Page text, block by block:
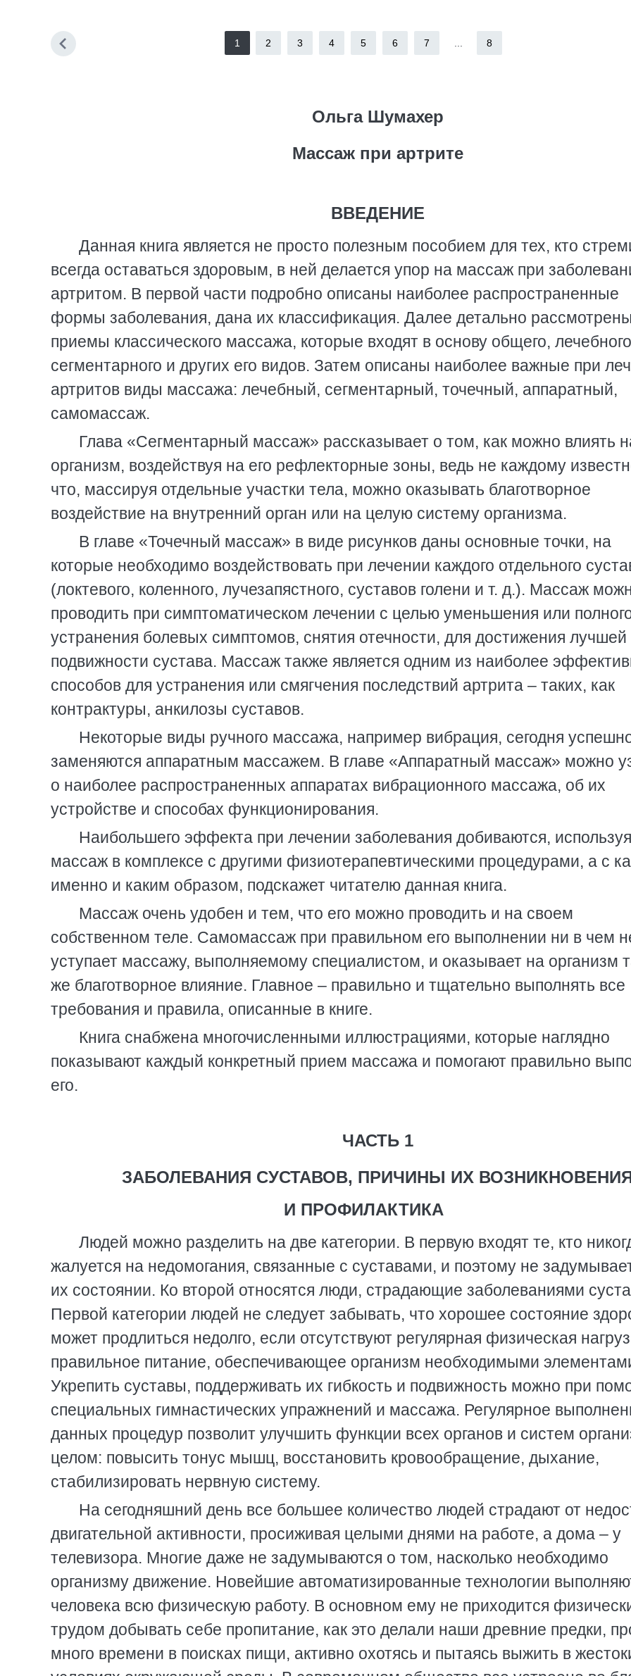
1 2 3 4 5 6 7 8
Ольга Шумахер
Массаж при артрите
ВВЕДЕНИЕ
Данная книга является не просто полезным пособием для тех, кто
всегда оставаться здоровым, в ней делается упор на массаж при
артритом. В первой части подробно описаны наиболее распространенные
формы заболевания, дана их классификация. Далее детально рассмотрены
приемы классического массажа, которые входят в основу общего,
сегментарного и других его видов. Затем описаны наиболее важные при
артритов виды массажа: лечебный, сегментарный, точечный, аппаратный,
самомассаж.
Глава «Сегментарный массаж» рассказывает о том, как можно влиять
организм, воздействуя на его рефлекторные зоны, ведь не каждому
что, массируя отдельные участки тела, можно оказывать благотворное
воздействие на внутренний орган или на целую систему организма.
В главе «Точечный массаж» в виде рисунков даны основные точки, на
которые необходимо воздействовать при лечении каждого отдельного
(локтевого, коленного, лучезапястного, суставов голени и т. д.). Массаж
проводить при симптоматическом лечении с целью уменьшения или
устранения болевых симптомов, снятия отечности, для достижения лучшей
подвижности сустава. Массаж также является одним из наиболее
способов для устранения или смягчения последствий артрита – таких, как
контрактуры, анкилозы суставов.
Некоторые виды ручного массажа, например вибрация, сегодня
заменяются аппаратным массажем. В главе «Аппаратный массаж» можно
о наиболее распространенных аппаратах вибрационного массажа, об их
устройстве и способах функционирования.
Наибольшего эффекта при лечении заболевания добиваются, используя
массаж в комплексе с другими физиотерапевтическими процедурами, а с
именно и каким образом, подскажет читателю данная книга.
Массаж очень удобен и тем, что его можно проводить и на своем
собственном теле. Самомассаж при правильном его выполнении ни в чем
уступает массажу, выполняемому специалистом, и оказывает на организм
же благотворное влияние. Главное – правильно и тщательно выполнять все
требования и правила, описанные в книге.
Книга снабжена многочисленными иллюстрациями, которые наглядно
показывают каждый конкретный прием массажа и помогают правильно
его.
ЧАСТЬ 1
ЗАБОЛЕВАНИЯ СУСТАВОВ, ПРИЧИНЫ ИХ
И ПРОФИЛАКТИКА
Людей можно разделить на две категории. В первую входят те, кто
жалуется на недомогания, связанные с суставами, и поэтому не
их состоянии. Ко второй относятся люди, страдающие заболеваниями
Первой категории людей не следует забывать, что хорошее состояние
может продлиться недолго, если отсутствуют регулярная физическая
правильное питание, обеспечивающее организм необходимыми
Укрепить суставы, поддерживать их гибкость и подвижность можно при
специальных гимнастических упражнений и массажа. Регулярное
данных процедур позволит улучшить функции всех органов и систем
целом: повысить тонус мышц, восстановить кровообращение, дыхание,
стабилизировать нервную систему.
На сегодняшний день все большее количество людей страдают от
двигательной активности, просиживая целыми днями на работе, а дома – у
телевизора. Многие даже не задумываются о том, насколько необходимо
организму движение. Новейшие автоматизированные технологии
человека всю физическую работу. В основном ему не приходится
трудом добывать себе пропитание, как это делали наши древние предки,
много времени в поисках пищи, активно охотясь и пытаясь выжить в